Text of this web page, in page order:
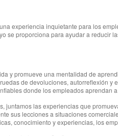
experiencia inquietante para los
se proporciona para ayudar a
y promueve una mentalidad de
de devoluciones, autorreflexión
donde los empleados aprendan
juntamos las experiencias que
sus lecciones a situaciones
conocimiento y experiencias, los